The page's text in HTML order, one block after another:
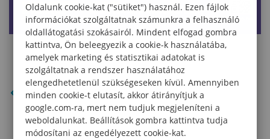
VISSZA AZ ELŐZŐ OLDALRA
Oldalunk cookie-kat ("sütiket") használ. Ezen fájlok
információkat szolgáltatnak számunkra a felhasználó
oldallátogatási szokásairól. Mindent elfogad gombra
kattintva, Ön beleegyezik a cookie-k használatába,
amelyek marketing és statisztikai adatokat is
szolgáltatnak a rendszer használatához
elengedhetetlenül szükségeseken kívül. Amennyiben
minden cookie-t elutasít, akkor átirányítjuk a
google.com-ra, mert nem tudjuk megjeleníteni a
weboldalunkat. Beállítások gombra kattintva tudja
módosítani az engedélyezett cookie-kat.